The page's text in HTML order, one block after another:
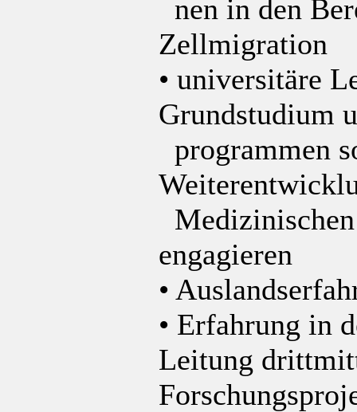
nen in den
Zellmigration
• universitäre
Grundstudium
programmen
engagieren
•
• Erfahrung in
Leitung